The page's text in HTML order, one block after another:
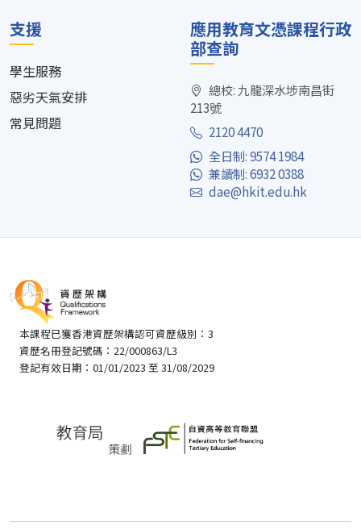
支援
學生服務
惡劣天氣安排
常見問題
應用教育文憑課程行政
部查詢
總校: 九龍深水埗南昌街
213號
2120 4470
全日制: 9574 1984
兼讀制: 6932 0388
dae@hkit.edu.hk
本課程已獲香港資歷架構認可資歷級別：3
資歷名冊登記號碼：22/000863/L3
登記有效日期：01/01/2023 至 31/08/2029